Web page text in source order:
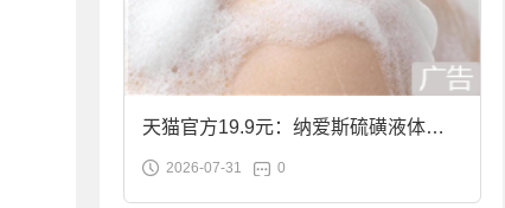
天猫官方19.9元：纳爱斯硫磺液体香
皂2斤大促
2026-07-31 0